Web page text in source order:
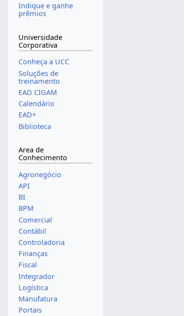
Indique e ganhe
prêmios
Universidade
Corporativa
Conheça a UCC
Soluções de
treinamento
EAD CIGAM
Calendário
EAD+
Biblioteca
Area de
Conhecimento
Agronegócio
API
BI
BPM
Comercial
Contábil
Controladoria
Finanças
Fiscal
Integrador
Logística
Manufatura
Portais